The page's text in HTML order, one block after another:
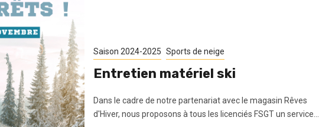
Saison 2024-2025 Sports de neige
Entretien matériel ski
Dans le cadre de notre partenariat avec le magasin Rêves
d'Hiver, nous proposons à tous les licenciés FSGT un service...